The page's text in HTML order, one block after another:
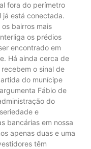
fora do perímetro
já está conectada.
bairros mais
os prédios
encontrado em
Há ainda cerca de
o sinal de
do munícipe
Fábio de
do
e
bancárias em nossa
apenas duas e uma
têm